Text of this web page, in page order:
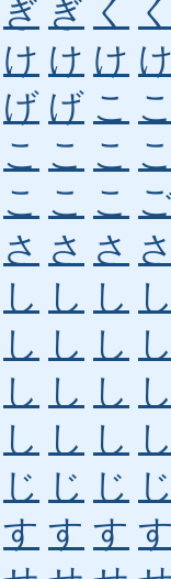
ぎ ぎ く
け け け
げ げ こ
こ こ こ
こ こ こ
さ さ さ
し し し
し し し
し し し
し し し
じ じ じ
す す す